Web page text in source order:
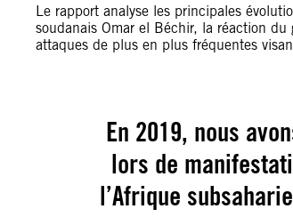
Le rapport analyse les principales
soudanais Omar el Béchir, la réaction
attaques de plus en plus fréquentes
En 2019, nous
lors de
l’Afrique